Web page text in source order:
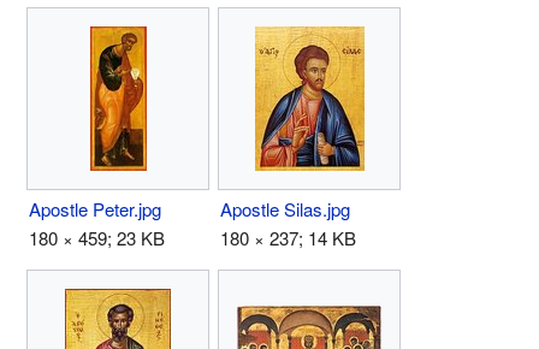
Apostle Peter.jpg
180 × 459; 23 KB
Apostle Silas.jpg
180 × 237; 14 KB